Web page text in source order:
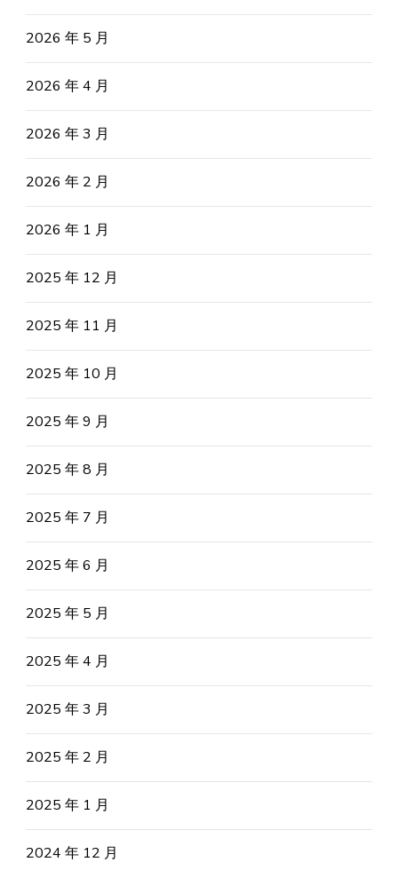
2026 年 5 月
2026 年 4 月
2026 年 3 月
2026 年 2 月
2026 年 1 月
2025 年 12 月
2025 年 11 月
2025 年 10 月
2025 年 9 月
2025 年 8 月
2025 年 7 月
2025 年 6 月
2025 年 5 月
2025 年 4 月
2025 年 3 月
2025 年 2 月
2025 年 1 月
2024 年 12 月